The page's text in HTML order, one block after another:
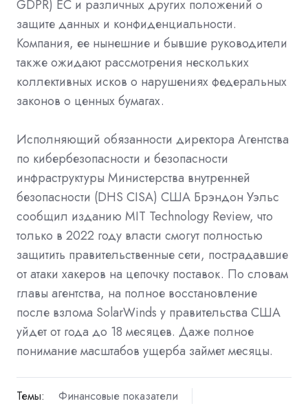
GDPR) ЕС и различных других положений о
защите данных и конфиденциальности.
Компания, ее нынешние и бывшие руководители
также ожидают рассмотрения нескольких
коллективных исков о нарушениях федеральных
законов о ценных бумагах.
Исполняющий обязанности директора Агентства
по кибербезопасности и безопасности
инфраструктуры Министерства внутренней
безопасности (DHS CISA) США Брэндон Уэльс
сообщил изданию MIT Technology Review, что
только в 2022 году власти смогут полностью
защитить правительственные сети, пострадавшие
от атаки хакеров на цепочку поставок. По словам
главы агентства, на полное восстановление
после взлома SolarWinds у правительства США
уйдет от года до 18 месяцев. Даже полное
понимание масштабов ущерба займет месяцы.
Темы:
Финансовые показатели